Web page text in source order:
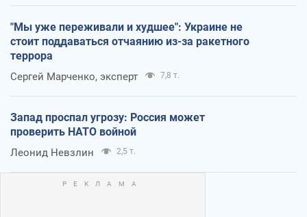
"Мы уже переживали и худшее": Украине не
стоит поддаваться отчаянию из-за ракетного
террора
Сергей Марченко, эксперт 7,8 т.
Запад проспал угрозу: Россия может
проверить НАТО войной
Леонид Невзлин 2,5 т.